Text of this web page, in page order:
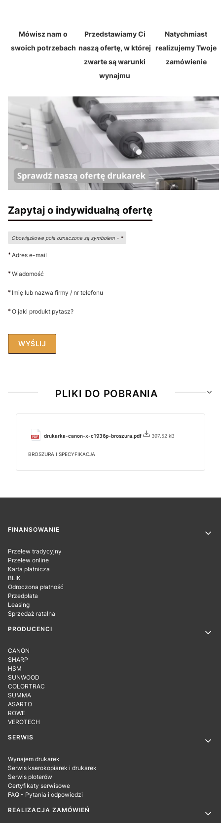
Mówisz nam o
swoich potrzebach
Przedstawiamy Ci
naszą ofertę, w której
zwarte są warunki
wynajmu
Natychmiast
realizujemy Twoje
zamówienie
Zapytaj o indywidualną ofertę
Obowiązkowe pola oznaczone są symbolem - *
*Adres e-mail
*Wiadomość
* Imię lub nazwa firmy / nr telefonu
*O jaki produkt pytasz?
WYŚLIJ
PLIKI DO POBRANIA
drukarka-canon-x-c1936p-broszura.pdf 397.52 kB
BROSZURA I SPECYFIKACJA
Linki w stopce
FINANSOWANIE
Przelew tradycyjny
Przelew online
Karta płatnicza
BLIK
Odroczona płatność
Przedpłata
Leasing
Sprzedaż ratalna
PRODUCENCI
CANON
SHARP
HSM
SUNWOOD
COLORTRAC
SUMMA
ASARTO
ROWE
VEROTECH
SERWIS
Wynajem drukarek
Serwis kserokopiarek i drukarek
Serwis ploterów
Certyfikaty serwisowe
FAQ - Pytania i odpowiedzi
REALIZACJA ZAMÓWIEŃ